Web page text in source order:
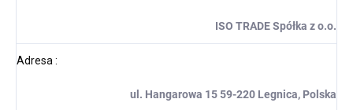
ISO TRADE Spółka z o.o.
Adresa:
ul. Hangarowa 15 59-220 Legnica, Polska